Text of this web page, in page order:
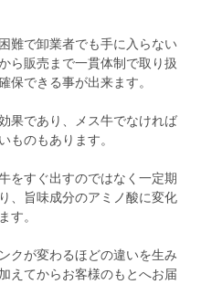
難で卸業者でも手に入らない
ら販売まで一貫体制で取り扱
保できる事が出来ます。
果であり、メス牛でなければ
ものもあります。
をすぐ出すのではなく一定期
、旨味成分のアミノ酸に変化
す。
クが変わるほどの違いを生み
えてからお客様のもとへお届